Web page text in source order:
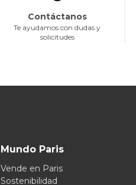
Contáctanos
Te ayudamos con dudas y
solicitudes
Mundo Paris
Vende en Paris
Sostenibilidad